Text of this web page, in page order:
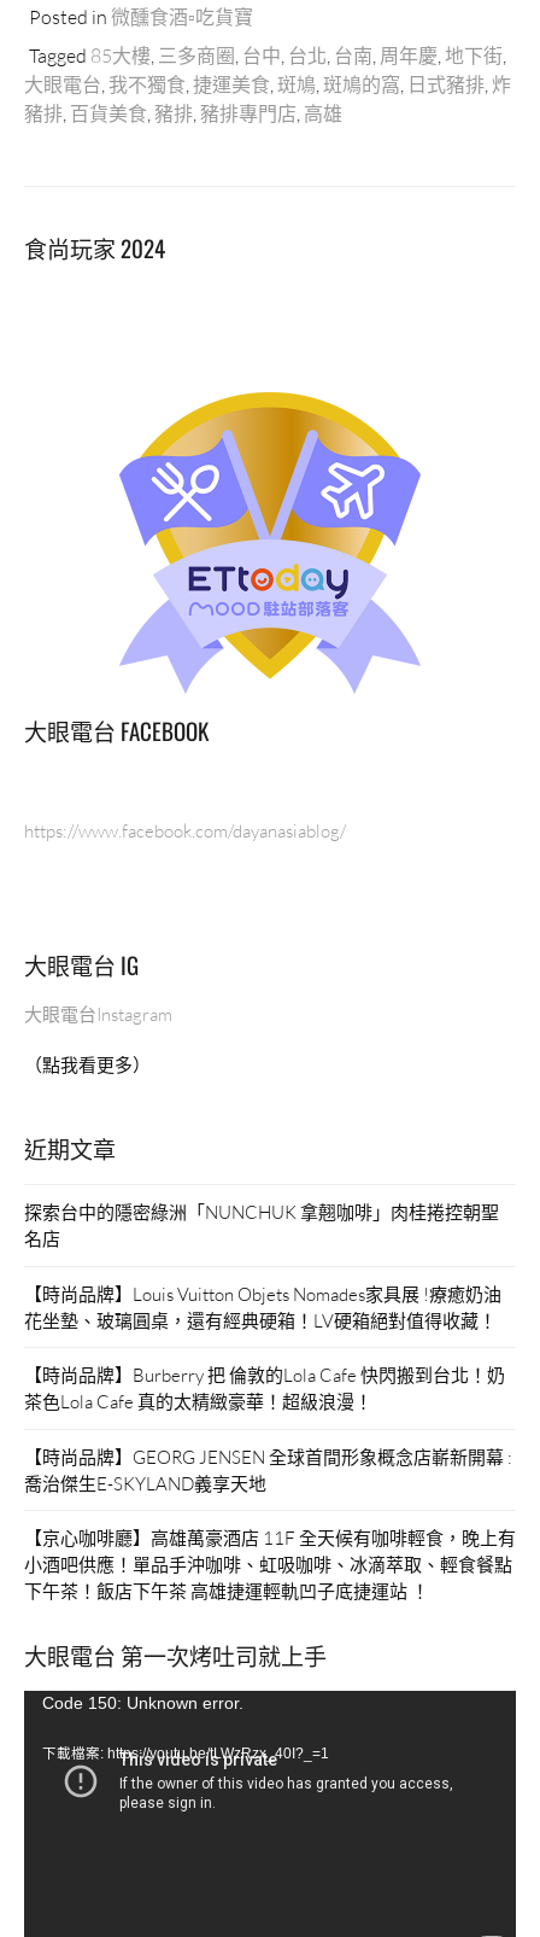
Posted in 微醺食酒▫吃貨寶
Tagged 85大樓 三多商圈 台中 台北 台南 周年慶 地下街
大眼電台 我不獨食 捷運美食 斑鳩 斑鳩的窩 日式豬排 炸
豬排 百貨美食 豬排 豬排專門店 高雄
食尚玩家 2024
大眼電台 FACEBOOK
https://www.facebook.com/dayanasiablog/
大眼電台 IG
大眼電台Instagram
（點我看更多）
近期文章
探索台中的隱密綠洲「NUNCHUK 拿翹咖啡」肉桂捲控朝聖
名店
【時尚品牌】Louis Vuitton Objets Nomades家具展 !療癒奶油
花坐墊、玻璃圓桌，還有經典硬箱！LV硬箱絕對值得收藏！
【時尚品牌】Burberry 把 倫敦的Lola Cafe 快閃搬到台北！奶
茶色Lola Cafe 真的太精緻豪華！超級浪漫！
【時尚品牌】GEORG JENSEN 全球首間形象概念店嶄新開幕 :
喬治傑生E-SKYLAND義享天地
【京心咖啡廳】高雄萬豪酒店 11F 全天候有咖啡輕食，晚上有
小酒吧供應！單品手沖咖啡、虹吸咖啡、冰滴萃取、輕食餐點
下午茶！飯店下午茶 高雄捷運輕軌凹子底捷運站 ！
大眼電台 第一次烤吐司就上手
視Code 150: Unknown error.
下載檔案: https://youtu.be/tLWzRzx_40I?_=1